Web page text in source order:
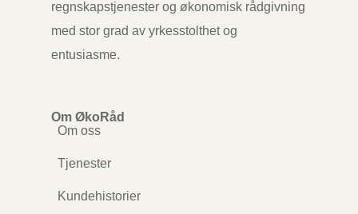
regnskapstjenester og økonomisk rådgivning
med stor grad av yrkesstolthet og
entusiasme.
Om ØkoRåd
Om oss
Tjenester
Kundehistorier